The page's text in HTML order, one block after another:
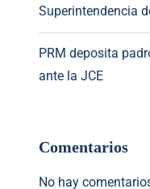
Superintendencia
PRM deposita
ante la JCE
Comentarios
No hay